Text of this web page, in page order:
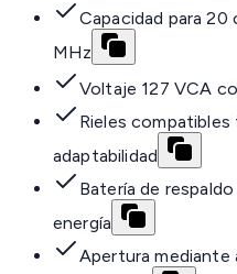
Capacidad para
MHz
Voltaje 127 VCA
Rieles
adaptabilidad
Batería de
energía
Apertura mediante